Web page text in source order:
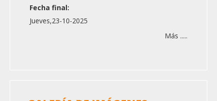
Fecha final:
Jueves,23-10-2025
Más .....